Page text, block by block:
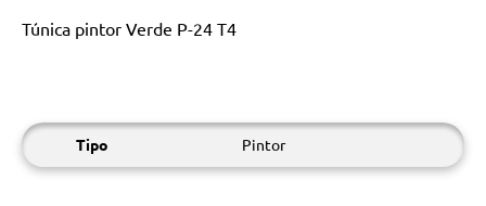
Túnica pintor Verde P-24 T4
Tipo Pintor